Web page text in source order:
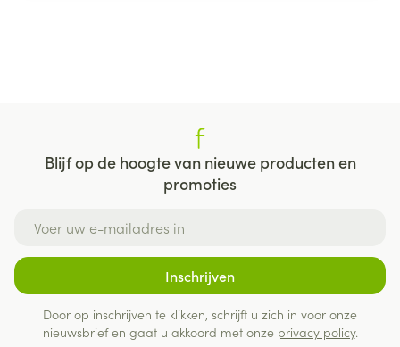
Blijf op de hoogte van nieuwe producten en
promoties
Inschrijven
Door op inschrijven te klikken, schrijft u zich in voor onze
nieuwsbrief en gaat u akkoord met onze privacy policy.